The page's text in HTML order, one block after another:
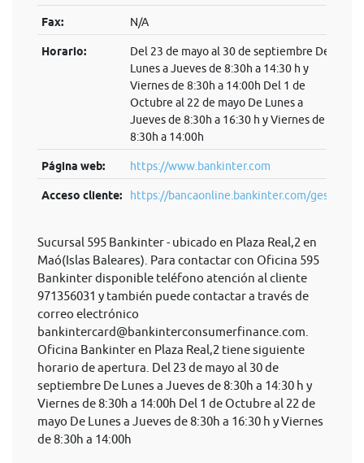
Fax: N/A
Horario:
Del 23 de mayo al 30 de septiembre De
Lunes a Jueves de 8:30h a 14:30 h y
Viernes de 8:30h a 14:00h Del 1 de
Octubre al 22 de mayo De Lunes a
Jueves de 8:30h a 16:30 h y Viernes de
8:30h a 14:00h
Página web: https://www.bankinter.com
Acceso cliente: https://bancaonline.bankinter.com/ges...
Sucursal 595 Bankinter - ubicado en Plaza Real,2 en
Maó(Islas Baleares). Para contactar con Oficina 595
Bankinter disponible teléfono atención al cliente
971356031 y también puede contactar a través de
correo electrónico
bankintercard@bankinterconsumerfinance.com
Oficina Bankinter en Plaza Real,2 tiene siguiente
horario de apertura. Del 23 de mayo al 30 de
septiembre De Lunes a Jueves de 8:30h a 14:30 h y
Viernes de 8:30h a 14:00h Del 1 de Octubre al 22 de
mayo De Lunes a Jueves de 8:30h a 16:30 h y Viernes
de 8:30h a 14:00h